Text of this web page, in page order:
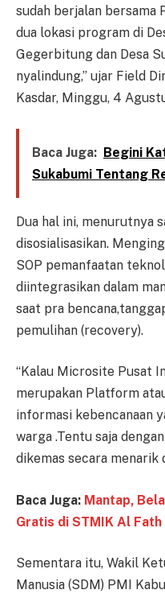
sudah berjalan bersama
dua lokasi program di
Gegerbitung dan Desa
nyalindung,” ujar Field
Kasdar, Minggu, 4
Baca Juga: Begini
Sukabumi Tentang
Dua hal ini, menurutnya
disosialisasikan.
SOP pemanfaatan
diintegrasikan dalam
saat pra
pemulihan (recovery).
“Kalau Microsite Pusat
merupakan Platform
informasi kebencanaan
warga .Tentu saja
dikemas secara menarik
Baca Juga: Mantap,
Gratis di STMIK Al Fath
Sementara itu, Wakil
Manusia (SDM) PMI